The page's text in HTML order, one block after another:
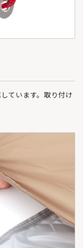
ています。取り付け